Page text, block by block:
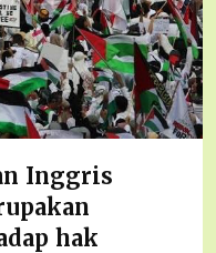
Inggris
hak